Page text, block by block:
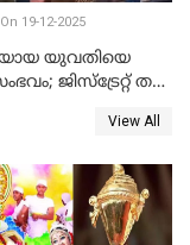
19-12-2025
യുവതിയെ
ജിസ്‌ട്രേറ്റ് തല
View All